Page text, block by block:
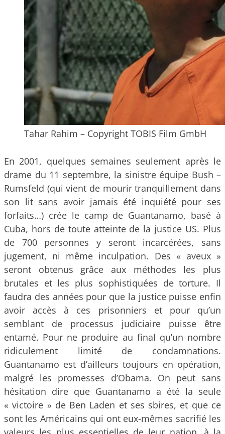
Tahar Rahim – Copyright TOBIS Film GmbH
En 2001, quelques semaines seulement après le
drame du 11 septembre, la sinistre équipe Bush –
Rumsfeld (qui vient de mourir tranquillement dans
son lit sans avoir jamais été inquiété pour ses
forfaits…) crée le camp de Guantanamo, basé à
Cuba, hors de toute atteinte de la justice US. Plus
de 700 personnes y seront incarcérées, sans
jugement, ni même inculpation. Des « aveux »
seront obtenus grâce aux méthodes les plus
brutales et les plus sophistiquées de torture. Il
faudra des années pour que la justice puisse enfin
avoir accès à ces prisonniers et pour qu’un
semblant de processus judiciaire puisse être
entamé. Pour ne produire au final qu’un nombre
ridiculement limité de condamnations.
Guantanamo est d’ailleurs toujours en opération,
malgré les promesses d’Obama. On peut sans
hésitation dire que Guantanamo a été la seule
« victoire » de Ben Laden et ses sbires, et que ce
sont les Américains qui ont eux-mêmes sacrifié les